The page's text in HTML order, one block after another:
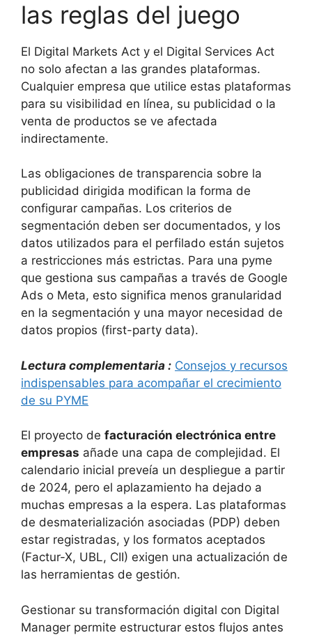
las reglas del juego
El Digital Markets Act y el Digital Services Act
no solo afectan a las grandes plataformas.
Cualquier empresa que utilice estas plataformas
para su visibilidad en línea, su publicidad o la
venta de productos se ve afectada
indirectamente.
Las obligaciones de transparencia sobre la
publicidad dirigida modifican la forma de
configurar campañas. Los criterios de
segmentación deben ser documentados, y los
datos utilizados para el perfilado están sujetos
a restricciones más estrictas. Para una pyme
que gestiona sus campañas a través de Google
Ads o Meta, esto significa menos granularidad
en la segmentación y una mayor necesidad de
datos propios (first-party data).
Lectura complementaria : Consejos y recursos
indispensables para acompañar el crecimiento
de su PYME
El proyecto de facturación electrónica entre
empresas añade una capa de complejidad. El
calendario inicial preveía un despliegue a partir
de 2024, pero el aplazamiento ha dejado a
muchas empresas a la espera. Las plataformas
de desmaterialización asociadas (PDP) deben
estar registradas, y los formatos aceptados
(Factur-X, UBL, CII) exigen una actualización de
las herramientas de gestión.
Gestionar su transformación digital con Digital
Manager permite estructurar estos flujos antes